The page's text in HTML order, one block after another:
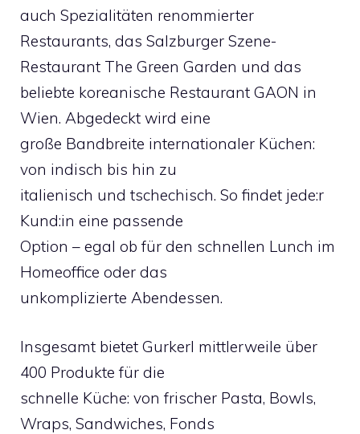
auch Spezialitäten renommierter
Restaurants, das Salzburger Szene-
Restaurant The Green Garden und das
beliebte koreanische Restaurant GAON in
Wien. Abgedeckt wird eine
große Bandbreite internationaler Küchen:
von indisch bis hin zu
italienisch und tschechisch. So findet jede:r
Kund:in eine passende
Option – egal ob für den schnellen Lunch im
Homeoffice oder das
unkomplizierte Abendessen.
Insgesamt bietet Gurkerl mittlerweile über
400 Produkte für die
schnelle Küche: von frischer Pasta, Bowls,
Wraps, Sandwiches, Fonds